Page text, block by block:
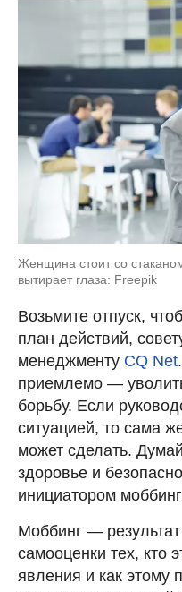
Женщина стоит со
вытирает глаза: Freepik
Возьмите отпуск,
план действий,
менеджменту CQ Net
приемлемо —
борьбу. Если
ситуацией, то сама
может сделать.
здоровье и
инициатором
Моббинг —
самооценки тех, кто
явления и как этому